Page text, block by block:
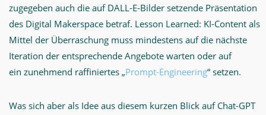
zugegeben auch die auf DALL-E-Bilder setzende Präsentation
des Digital Makerspace betraf. Lesson Learned: KI-Content als
Mittel der Überraschung muss mindestens auf die nächste
Iteration der entsprechende Angebote warten oder auf
ein zunehmend raffiniertes „Prompt-Engineering“ setzen.
Was sich aber als Idee aus diesem kurzen Blick auf Chat-GPT